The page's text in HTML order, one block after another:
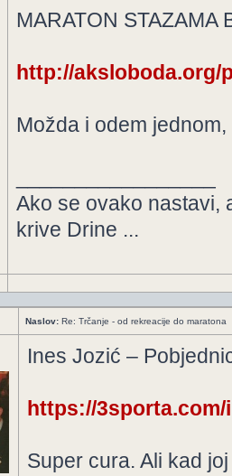
MARATON STAZAMA
http://aksloboda.org/
Možda i odem
Ako se ovako nastavi,
krive Drine ...
Naslov: Re: Trčanje - od rekreacije do maratona
Ines Jozić –
https://
Super cura. Ali kad